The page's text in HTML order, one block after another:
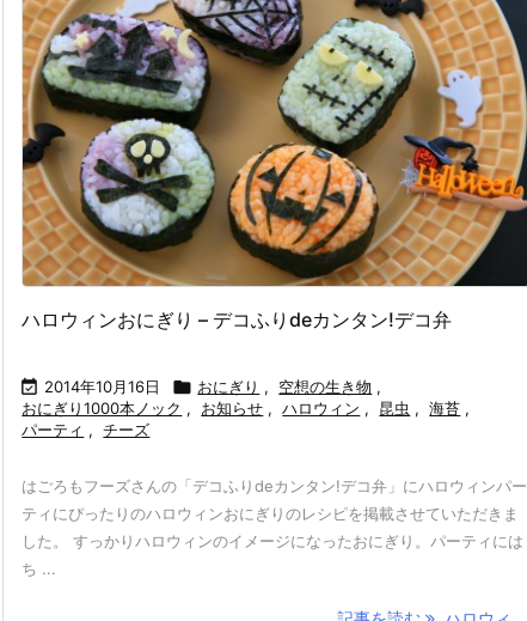
ハロウィンおにぎり – デコふりdeカンタン!デコ弁
 2014年10月16日  おにぎり , 空想の生き物 ,
おにぎり1000本ノック , お知らせ , ハロウィン , 昆虫 , 海苔 ,
パーティ , チーズ
はごろもフーズさんの「デコふりdeカンタン!デコ弁」にハロウィンパー
ティにぴったりのハロウィンおにぎりのレシピを掲載させていただきま
した。 すっかりハロウィンのイメージになったおにぎり。パーティには
ち ...